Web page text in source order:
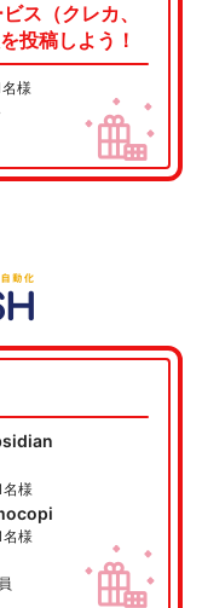
ス（クレカ、
投稿しよう！
様
様
様